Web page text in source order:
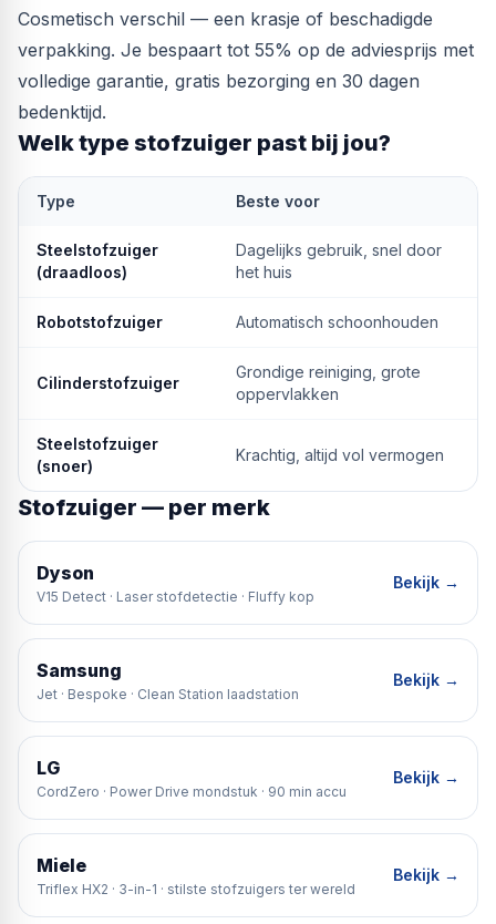
Cosmetisch verschil — een krasje of beschadigde
verpakking. Je bespaart tot 55% op de adviesprijs met
volledige garantie, gratis bezorging en 30 dagen
bedenktijd.
Welk type stofzuiger past bij jou?
Type Beste voor
Steelstofzuiger
(draadloos)
Dagelijks gebruik, snel door
het huis
Robotstofzuiger Automatisch schoonhouden
Cilinderstofzuiger
Grondige reiniging, grote
oppervlakken
Steelstofzuiger
(snoer)
Krachtig, altijd vol vermogen
Stofzuiger — per merk
Dyson
V15 Detect · Laser stofdetectie · Fluffy kop
Bekijk →
Samsung
Jet · Bespoke · Clean Station laadstation
Bekijk →
LG
CordZero · Power Drive mondstuk · 90 min accu
Bekijk →
Miele
Triflex HX2 · 3-in-1 · stilste stofzuigers ter wereld
Bekijk →